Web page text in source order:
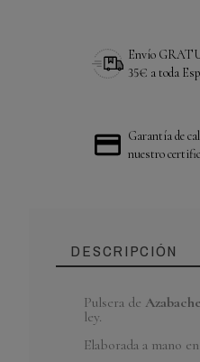
Envío
35€ a toda
Garantía de
nuestro
DESCRIPCIÓN
Pulsera de Azabache
ley.
Elaborada a mano
Referencia